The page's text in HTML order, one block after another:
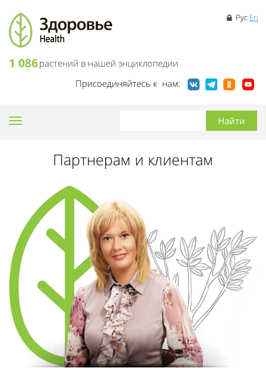
1 086растений в нашей энциклопедии
Рус En
Присоединяйтесь к нам:
Toggle
Партнерам и клиентам